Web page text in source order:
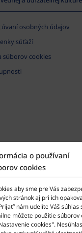
o používaní
cookies
aby sme pre Vás
stránok aj pri ich
nám udelíte Váš
môžete použitie súborov
cookies".
osobných údajov
súťaží
súborov cookies
je štátna príspevková